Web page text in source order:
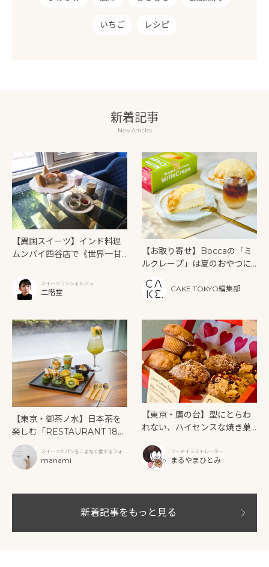
いちご レシピ
新着記事
New Articles
【異国スイーツ】インド料理
ムンバイ四谷店で《世界一甘
ー》を味わうスイーツコンシェルジュ
二階堂
【お取り寄せ】Boccaの「ミ
ルクレープ」は夏のおやつに
CAKE.TOKYO編集部
【東京・御茶ノ水】日本茶を
楽しむ「RESTAURANT 189
9 OCHANOMIZU」の抹茶ア
フタヌーンティーと新作クリ
ームソーダ
スイーツとパンをこよなく愛するフォト
グラファー
manami
【東京・鷹の台】型にとらわ
れない、ハイセンスな焼き菓
フードイラストレーター
まるやまひとみ
新着記事をもっと見る